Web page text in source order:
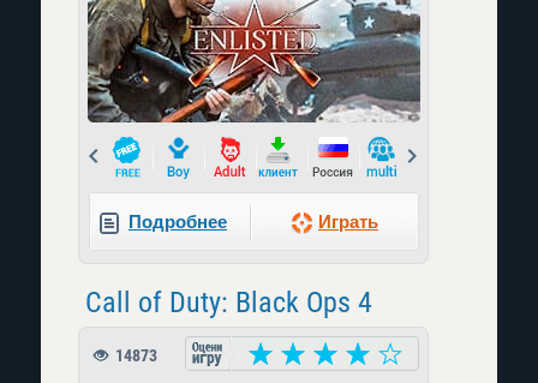
Prev
Подробнее Играть
Call of Duty: Black Ops 4
14873